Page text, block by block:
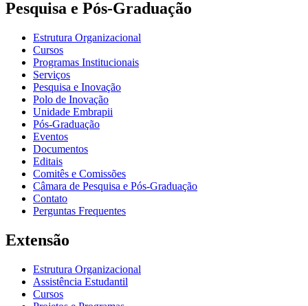
Pesquisa e Pós-Graduação
Estrutura Organizacional
Cursos
Programas Institucionais
Serviços
Pesquisa e Inovação
Polo de Inovação
Unidade Embrapii
Pós-Graduação
Eventos
Documentos
Editais
Comitês e Comissões
Câmara de Pesquisa e Pós-Graduação
Contato
Perguntas Frequentes
Extensão
Estrutura Organizacional
Assistência Estudantil
Cursos